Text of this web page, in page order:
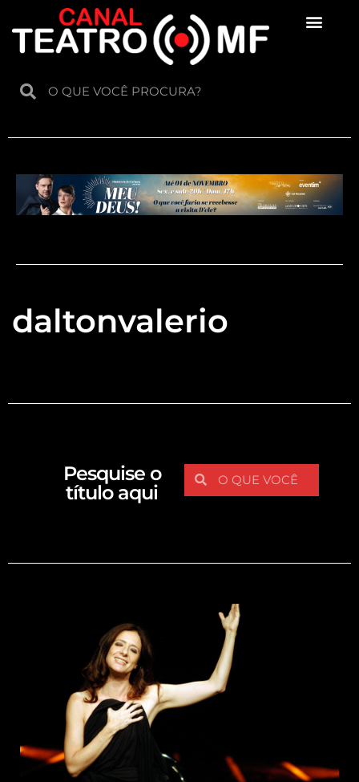
daltonvalerio
Pesquise o
título aqui